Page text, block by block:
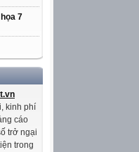
7
kinh phí
cáo
trở ngại
trong